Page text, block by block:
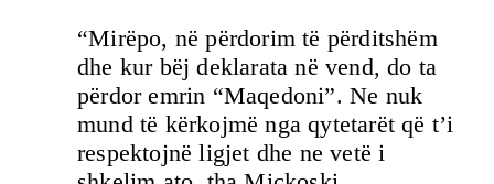
“Mirëpo, në përdorim të përditshëm
dhe kur bëj deklarata në vend, do ta
përdor emrin “Maqedoni”. Ne nuk
mund të kërkojmë nga qytetarët që t’i
respektojnë ligjet dhe ne vetë i